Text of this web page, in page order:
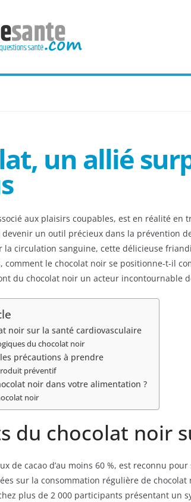
un allié
aux plaisirs coupables, est en réalité
un outil précieux dans la prévention
la circulation sanguine, cette délicieuse
comment le chocolat noir se positionne-t-il
du chocolat noir un acteur incontournable
noir sur la santé cardiovasculaire
du chocolat noir
précautions à prendre
préventif
noir dans votre alimentation ?
noir
du chocolat noir
de cacao d’au moins 60 %, est reconnu
sur la consommation régulière de
plus de 2 000 participants présentant